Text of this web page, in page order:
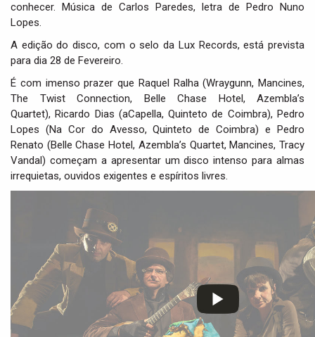
conhecer. Música de Carlos Paredes, letra de Pedro Nuno
Lopes.
A edição do disco, com o selo da Lux Records, está prevista
para dia 28 de Fevereiro.
É com imenso prazer que Raquel Ralha (Wraygunn, Mancines,
The Twist Connection, Belle Chase Hotel, Azembla’s
Quartet), Ricardo Dias (aCapella, Quinteto de Coimbra), Pedro
Lopes (Na Cor do Avesso, Quinteto de Coimbra) e Pedro
Renato (Belle Chase Hotel, Azembla’s Quartet, Mancines, Tracy
Vandal) começam a apresentar um disco intenso para almas
irrequietas, ouvidos exigentes e espíritos livres.